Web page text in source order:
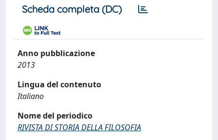
Scheda completa (DC)
Anno pubblicazione
2013
Lingua del contenuto
Italiano
Nome del periodico
RIVISTA DI STORIA DELLA FILOSOFIA